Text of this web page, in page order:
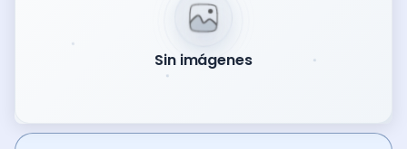
Sin imágenes